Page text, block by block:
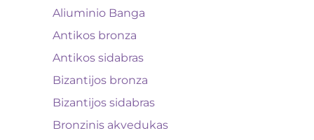
Aliuminio Banga
Antikos bronza
Antikos sidabras
Bizantijos bronza
Bizantijos sidabras
Bronzinis akvedukas